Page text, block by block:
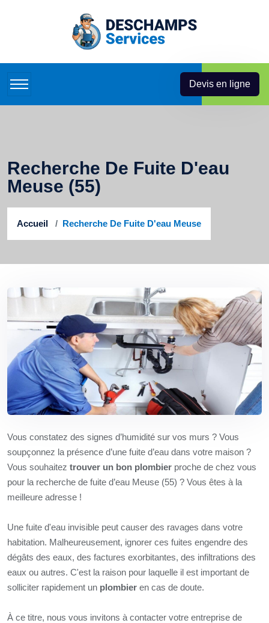
Devis en ligne
Recherche De Fuite D'eau
Meuse (55)
Accueil Recherche De Fuite D'eau Meuse
Vous constatez des signes d’humidité sur vos murs ? Vous
soupçonnez la présence d’une fuite d’eau dans votre maison ?
Vous souhaitez trouver un bon plombier proche de chez vous
pour la recherche de fuite d’eau Meuse (55) ? Vous êtes à la
meilleure adresse !
Une fuite d'eau invisible peut causer des ravages dans votre
habitation. Malheureusement, ignorer ces fuites engendre des
dégâts des eaux, des factures exorbitantes, des infiltrations des
eaux ou autres. C'est la raison pour laquelle il est important de
solliciter rapidement un plombier en cas de doute.
À ce titre, nous vous invitons à contacter votre entreprise de